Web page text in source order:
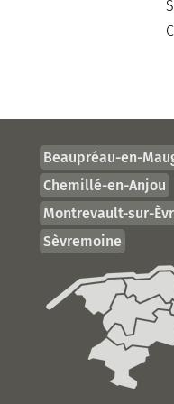
Beaupréau-en-
Chemillé-en-Anjou
Montrevault-sur-
Sèvremoine